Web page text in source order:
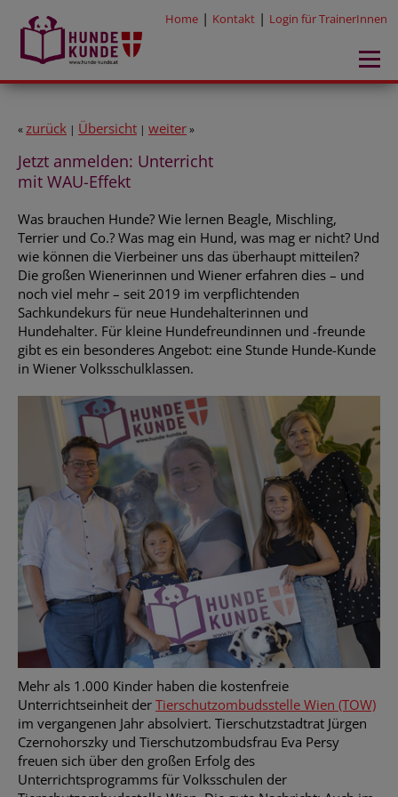
Home | Kontakt | Login für TrainerInnen
«zurück | Übersicht | weiter»
Jetzt anmelden: Unterricht
mit WAU-Effekt
Was brauchen Hunde? Wie lernen Beagle, Mischling,
Terrier und Co.? Was mag ein Hund, was mag er nicht? Und
wie können die Vierbeiner uns das überhaupt mitteilen?
Die großen Wienerinnen und Wiener erfahren dies – und
noch viel mehr – seit 2019 im verpflichtenden
Sachkundekurs für neue Hundehalterinnen und
Hundehalter. Für kleine Hundefreundinnen und -freunde
gibt es ein besonderes Angebot: eine Stunde Hunde-Kunde
in Wiener Volksschulklassen.
Mehr als 1.000 Kinder haben die kostenfreie
Unterrichtseinheit der Tierschutzombudsstelle Wien (TOW)
im vergangenen Jahr absolviert. Tierschutzstadtrat Jürgen
Czernohorszky und Tierschutzombudsfrau Eva Persy
freuen sich über den großen Erfolg des
Unterrichtsprogramms für Volksschulen der